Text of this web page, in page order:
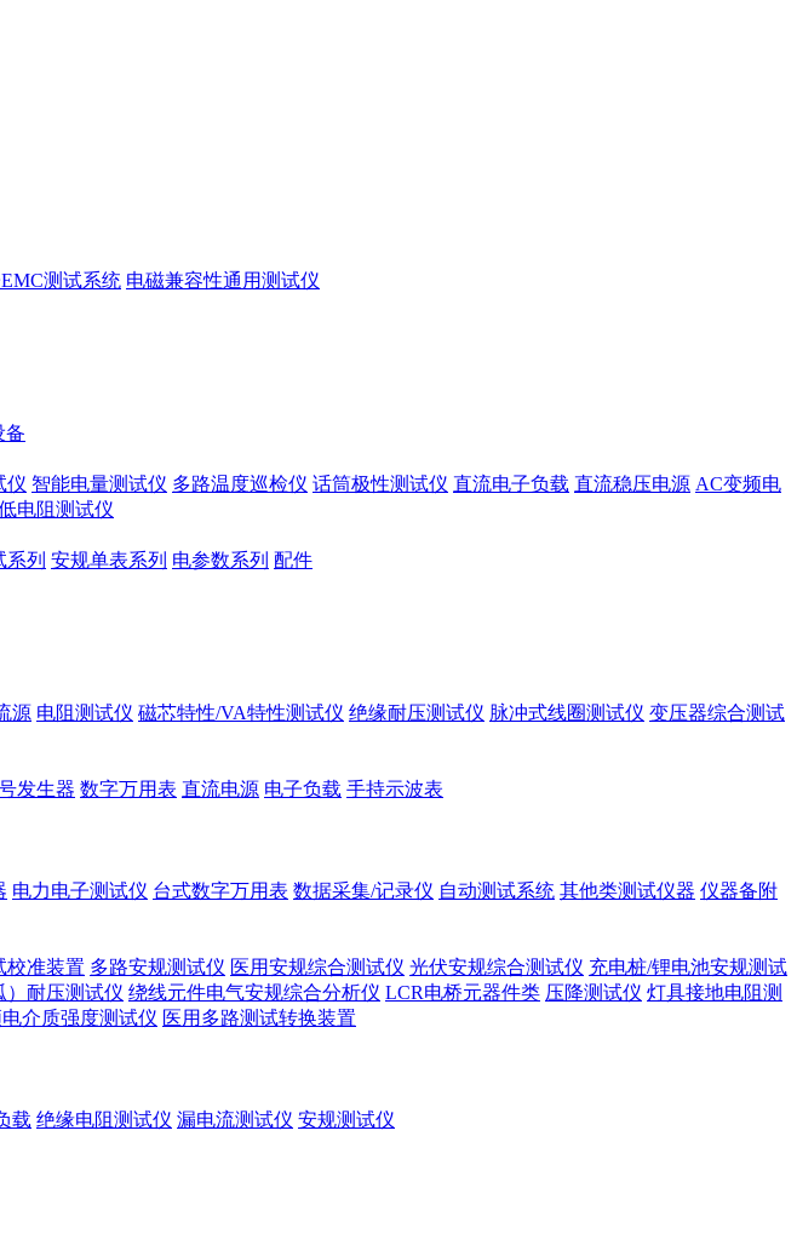
测试系统 电磁兼容性通用测试仪
备
仪 智能电量测试仪 多路温度巡检仪 话筒极性测试仪 直流电子负载 直流稳压电源 AC变频电
电阻测试仪
系列 安规单表系列 电参数系列 配件
源 电阻测试仪 磁芯特性/VA特性测试仪 绝缘耐压测试仪 脉冲式线圈测试仪 变压器综合测试
发生器 数字万用表 直流电源 电子负载 手持示波表
电力电子测试仪 台式数字万用表 数据采集/记录仪 自动测试系统 其他类测试仪器 仪器备附
校准装置 多路安规测试仪 医用安规综合测试仪 光伏安规综合测试仪 充电桩/锂电池安规测试
）耐压测试仪 绕线元件电气安规综合分析仪 LCR电桥元器件类 压降测试仪 灯具接地电阻测
介质强度测试仪 医用多路测试转换装置
载 绝缘电阻测试仪 漏电流测试仪 安规测试仪